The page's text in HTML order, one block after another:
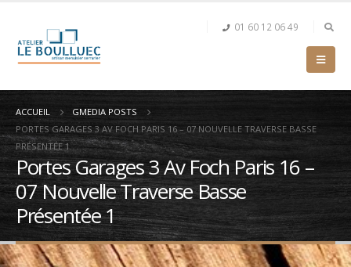
01 60 12 06 49
ACCUEIL
GMEDIA POSTS
PORTES GARAGES 3 AV FOCH PARIS 16 – 07 NOUVELLE TRAVERSE BASSE
PRÉSENTÉE 1
Portes Garages 3 Av Foch Paris 16 –
07 Nouvelle Traverse Basse
Présentée 1